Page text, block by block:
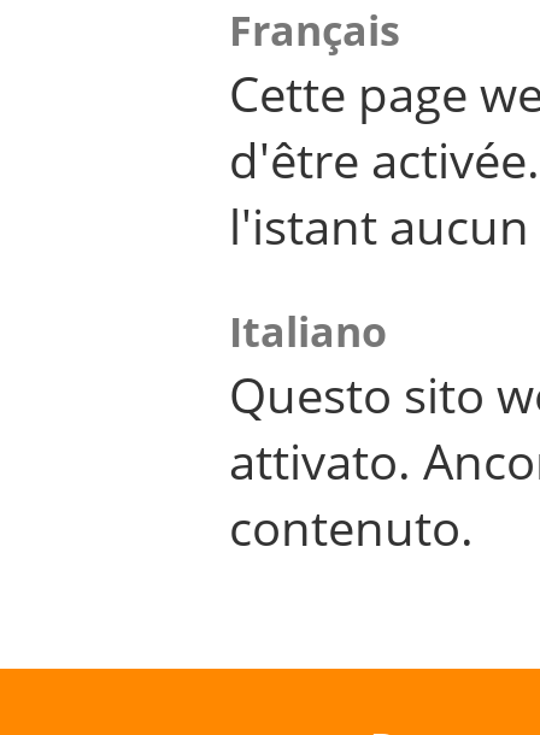
Français
Cette page
d'être
l'istant
Italiano
Questo sito
attivato.
contenuto.